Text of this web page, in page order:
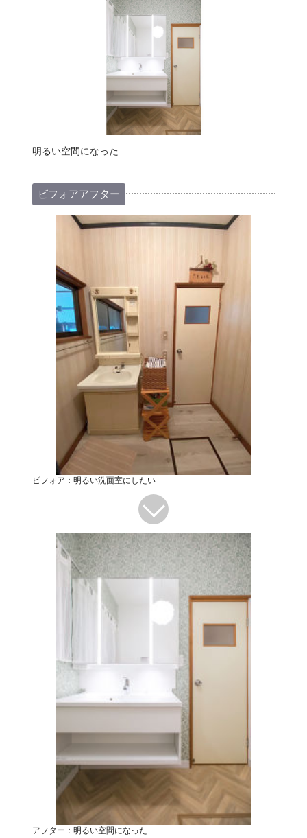
明るい空間になった
ビフォアアフター
ビフォア：明るい洗面室にしたい
アフター：明るい空間になった